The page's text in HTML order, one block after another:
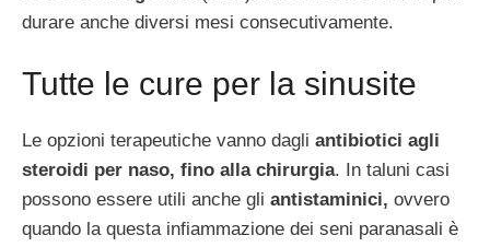
durare anche diversi mesi consecutivamente.
Tutte le cure per la sinusite
Le opzioni terapeutiche vanno dagli antibiotici agli
steroidi per naso, fino alla chirurgia. In taluni casi
possono essere utili anche gli antistaminici, ovvero
quando la questa infiammazione dei seni paranasali è